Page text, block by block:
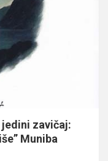
zavičaj:
Muniba